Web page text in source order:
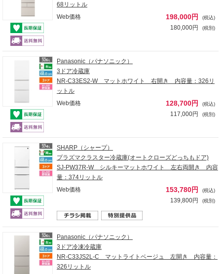
68リットル
Web価格
198,000円 (税込)
180,000円 (税別)
Panasonic（パナソニック）
3ドア冷蔵庫
NR-C33ES2-W マットホワイト 右開き 内容量：326リ
ットル
Web価格
128,700円 (税込)
117,000円 (税別)
SHARP（シャープ）
プラズマクラスター冷蔵庫(オートクローズどっちもドア)
SJ-PW37R-W シルキーマットホワイト 左右両開き 内容
量：374リットル
Web価格
153,780円 (税込)
139,800円 (税別)
Panasonic（パナソニック）
3ドア冷凍冷蔵庫
NR-C33JS2L-C マットライトベージュ 左開き 内容量：
326リットル